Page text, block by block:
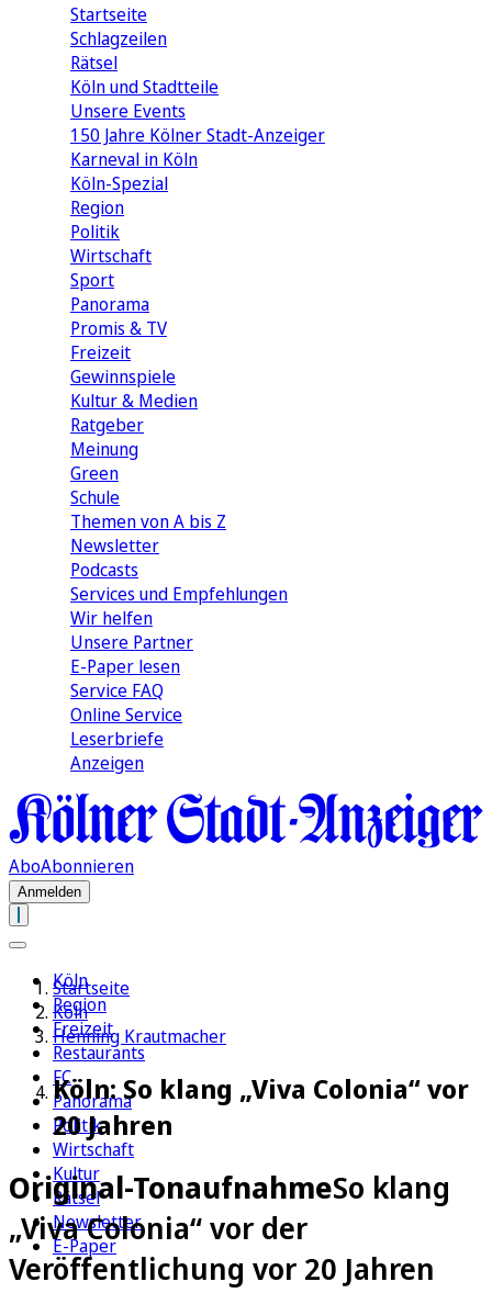
Startseite
Schlagzeilen
Rätsel
Köln und Stadtteile
Unsere Events
150 Jahre Kölner Stadt-Anzeiger
Karneval in Köln
Köln-Spezial
Region
Politik
Wirtschaft
Sport
Panorama
Promis & TV
Freizeit
Gewinnspiele
Kultur & Medien
Ratgeber
Meinung
Green
Schule
Themen von A bis Z
Newsletter
Podcasts
Services und Empfehlungen
Wir helfen
Unsere Partner
E-Paper lesen
Service FAQ
Online Service
Leserbriefe
Anzeigen
AboAbonnieren
Anmelden
Köln
Region
Freizeit
Restaurants
FC
Panorama
Politik
Wirtschaft
Kultur
Rätsel
Newsletter
E-Paper
Startseite
Köln
Henning Krautmacher
Köln: So klang „Viva Colonia“ vor
20 Jahren
Original-TonaufnahmeSo klang
„Viva Colonia“ vor der
Veröffentlichung vor 20 Jahren